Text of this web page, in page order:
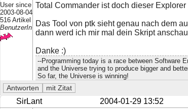
User since
2003-08-04
516 Artikel
BenutzerIn
Total Commander ist doch dieser
Das Tool von ptk sieht genau nach dem
dann werd ich mir mal dein Skript
Danke :)
--Programming today is a race between Software
and the Universe trying to produce bigger and
So far, the Universe is winning!
SirLant 2004-01-29 13:52